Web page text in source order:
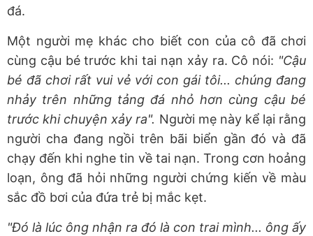
đá.
Một người mẹ khác cho biết con của cô đã chơi
cùng cậu bé trước khi tai nạn xảy ra. Cô nói: "Cậu
bé đã chơi rất vui vẻ với con gái tôi... chúng đang
nhảy trên những tảng đá nhỏ hơn cùng cậu bé
trước khi chuyện xảy ra". Người mẹ này kể lại rằng
người cha đang ngồi trên bãi biển gần đó và đã
chạy đến khi nghe tin về tai nạn. Trong cơn hoảng
loạn, ông đã hỏi những người chứng kiến về màu
sắc đồ bơi của đứa trẻ bị mắc kẹt.
"Đó là lúc ông nhận ra đó là con trai mình... ông ấy